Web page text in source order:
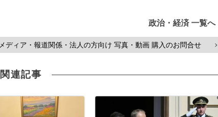
政治・経済 一覧へ
メディア・報道関係・法人の方向け 写真・動画 購入のお問合せ >
関連記事